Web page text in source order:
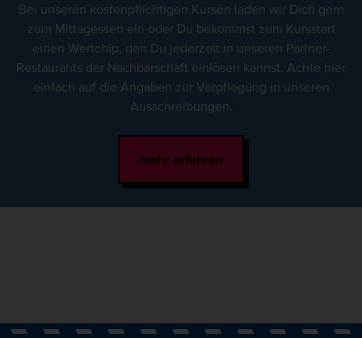
Bei unseren kostenpflichtigen Kursen laden wir Dich gern
zum Mittagessen ein oder Du bekommst zum Kursstart
einen Wertchip, den Du jederzeit in unseren Partner-
Restaurants der Nachbarschaft einlösen kannst. Achte hier
einfach auf die Angaben zur Verpflegung in unseren
Ausschreibungen.
mehr erfahren